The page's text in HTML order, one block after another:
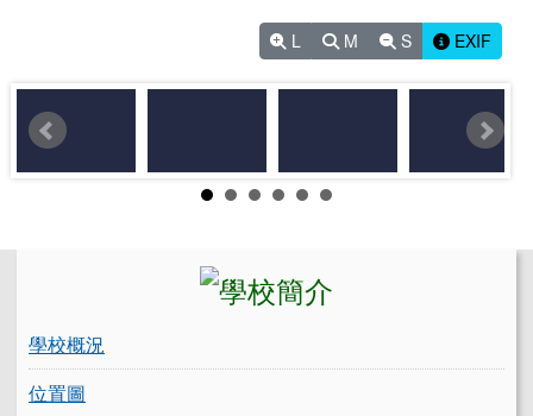
L M S EXIF
學校概況
位置圖